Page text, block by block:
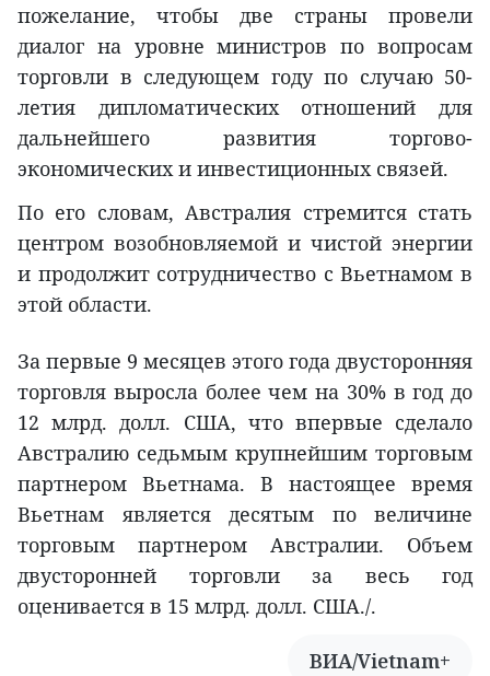
пожелание, чтобы две страны провели
диалог на уровне министров по вопросам
торговли в следующем году по случаю 50-
летия дипломатических отношений для
дальнейшего развития торгово-
экономических и инвестиционных связей.
По его словам, Австралия стремится стать
центром возобновляемой и чистой энергии
и продолжит сотрудничество с Вьетнамом в
этой области.
За первые 9 месяцев этого года двусторонняя
торговля выросла более чем на 30% в год до
12 млрд. долл. США, что впервые сделало
Австралию седьмым крупнейшим торговым
партнером Вьетнама. В настоящее время
Вьетнам является десятым по величине
торговым партнером Австралии. Объем
двусторонней торговли за весь год
оценивается в 15 млрд. долл. США./.
ВИА/Vietnam+